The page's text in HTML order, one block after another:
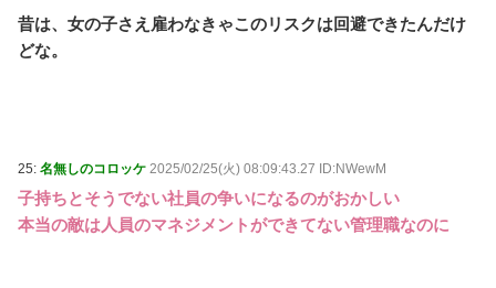
昔は、女の子さえ雇わなきゃこのリスクは回避できたんだけ
どな。
25: 名無しのコロッケ 2025/02/25(火) 08:09:43.27 ID:NWewM
子持ちとそうでない社員の争いになるのがおかしい
本当の敵は人員のマネジメントができてない管理職なのに